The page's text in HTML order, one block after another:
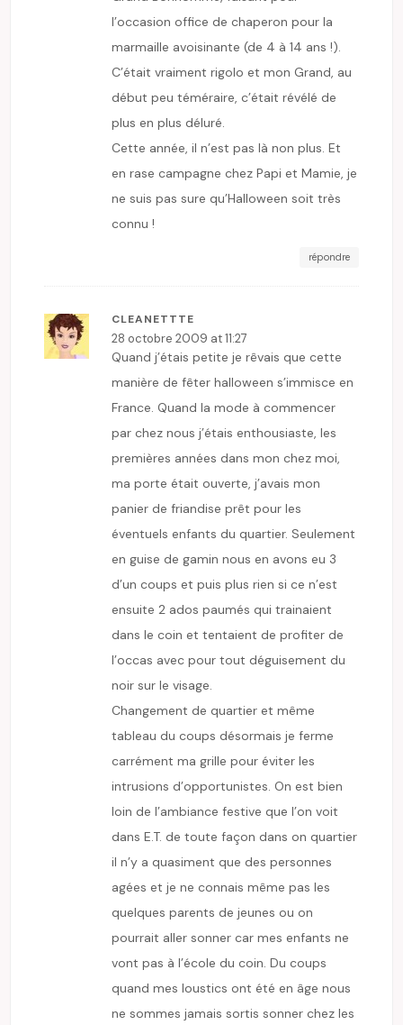
l’occasion office de chaperon pour la
marmaille avoisinante (de 4 à 14 ans !).
C’était vraiment rigolo et mon Grand, au
début peu téméraire, c’était révélé de
plus en plus déluré.
Cette année, il n’est pas là non plus. Et
en rase campagne chez Papi et Mamie, je
ne suis pas sure qu’Halloween soit très
connu !
répondre
CLEANETTTE
28 octobre 2009 at 11:27
Quand j’étais petite je rêvais que cette
manière de fêter halloween s’immisce en
France. Quand la mode à commencer
par chez nous j’étais enthousiaste, les
premières années dans mon chez moi,
ma porte était ouverte, j’avais mon
panier de friandise prêt pour les
éventuels enfants du quartier. Seulement
en guise de gamin nous en avons eu 3
d’un coups et puis plus rien si ce n’est
ensuite 2 ados paumés qui trainaient
dans le coin et tentaient de profiter de
l’occas avec pour tout déguisement du
noir sur le visage.
Changement de quartier et même
tableau du coups désormais je ferme
carrément ma grille pour éviter les
intrusions d’opportunistes. On est bien
loin de l’ambiance festive que l’on voit
dans E.T. de toute façon dans on quartier
il n’y a quasiment que des personnes
agées et je ne connais même pas les
quelques parents de jeunes ou on
pourrait aller sonner car mes enfants ne
vont pas à l’école du coin. Du coups
quand mes loustics ont été en âge nous
ne sommes jamais sortis sonner chez les